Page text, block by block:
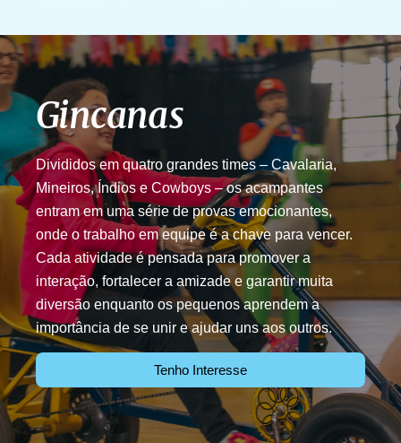
Gincanas
Divididos em quatro grandes times – Cavalaria,
Mineiros, Índios e Cowboys – os acampantes
entram em uma série de provas emocionantes,
onde o trabalho em equipe é a chave para vencer.
Cada atividade é pensada para promover a
interação, fortalecer a amizade e garantir muita
diversão enquanto os pequenos aprendem a
importância de se unir e ajudar uns aos outros.
Tenho Interesse